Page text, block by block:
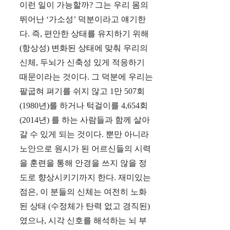
이런 일이 가능할까? 그는 우리 몸의
뛰어난 ‘가소성’ 덕분이라고 얘기한
다. 즉, 편안한 상태를 유지하기 위해
(항상성) 변화된 상태에 맞춰 우리의
신체, 두뇌가 신축성 있게 적응하기
때문이라는 것이다. 그 덕분에 우리는
팔굽혀 펴기를 쉬지 않고 1만 507회
(1980년)를 하거나 턱걸이를 4,654회
(2014년) 를 하는 사람들과 함께 살아
갈 수 있게 되는 것이다. 뿐만 아니라
노안으로 원시가 된 어르신들의 시력
을 훈련을 통해 안경을 쓰지 않을 정
도로 향상시키기까지 한다. 재미있는
점은, 이 분들의 신체는 여전히 노화
된 상태 (수정체가 탄력 없고 경직된)
였으나, 시각 신호를 해석하는 뇌 부